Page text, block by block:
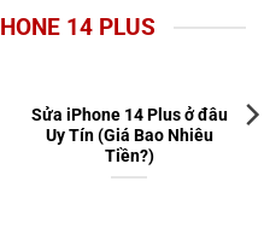
14 PLUS
Sửa iPhone 14 Plus ở đâu
Uy Tín (Giá Bao Nhiêu
Tiền?)